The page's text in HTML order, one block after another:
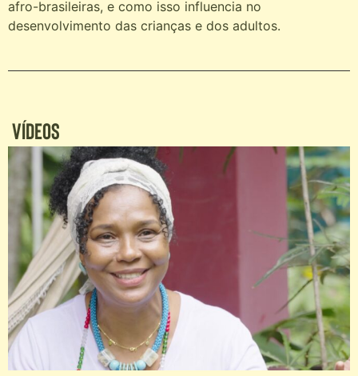
afro-brasileiras, e como isso influencia no
desenvolvimento das crianças e dos adultos.
Vídeos